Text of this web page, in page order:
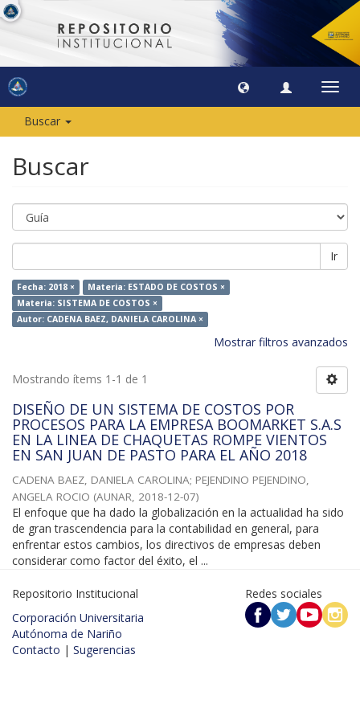
Buscar
Buscar
Ir
Fecha: 2018 ×
Materia: ESTADO DE COSTOS ×
Materia: SISTEMA DE COSTOS ×
Autor: CADENA BAEZ, DANIELA CAROLINA ×
Mostrar filtros avanzados
Mostrando ítems 1-1 de 1
DISEÑO DE UN SISTEMA DE COSTOS POR
PROCESOS PARA LA EMPRESA BOOMARKET S.A.S
EN LA LINEA DE CHAQUETAS ROMPE VIENTOS
EN SAN JUAN DE PASTO PARA EL AÑO 2018
CADENA BAEZ, DANIELA CAROLINA; PEJENDINO PEJENDINO,
ANGELA ROCIO (AUNAR, 2018-12-07)
El enfoque que ha dado la globalización en la actualidad ha sido
de gran trascendencia para la contabilidad en general, para
enfrentar estos cambios, los directivos de empresas deben
considerar como factor del éxito, el ...
Repositorio Institucional
Corporación Universitaria
Autónoma de Nariño
Contacto | Sugerencias
Redes sociales